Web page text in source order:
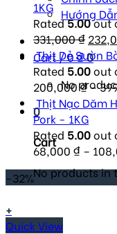
Hướng
Cart /0₫0
No
0
Cart
No products in
1KG
Rated5.00out
331,000₫
price
was:
Thịt Dẻ Sườn
Rated 5.00out
200,000₫–
Thịt Nạc Dăm
Pork - 1KG
Rated 5.00out
68,000 ₫ –
-32%
+
Quick View